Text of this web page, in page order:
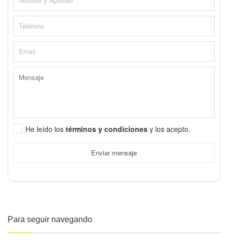
He leído los términos y condiciones y los acepto.
Enviar mensaje
Para seguir navegando